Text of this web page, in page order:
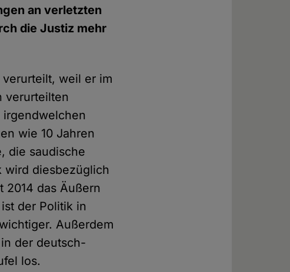
an verletzten
die Justiz mehr
weil er im
verurteilten
wie 10 Jahren
die saudische
wird diesbezüglich
2014 das Äußern
der Politik in
Außerdem
der deutsch-
los.